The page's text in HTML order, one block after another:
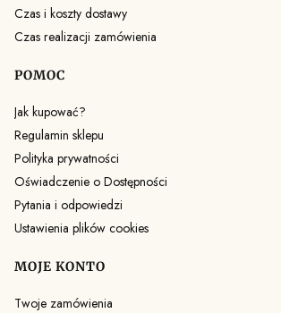
Czas i koszty dostawy
Czas realizacji zamówienia
POMOC
Jak kupować?
Regulamin sklepu
Polityka prywatności
Oświadczenie o Dostępności
Pytania i odpowiedzi
Ustawienia plików cookies
MOJE KONTO
Twoje zamówienia